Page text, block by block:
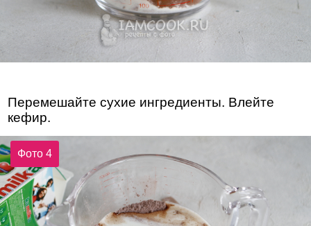
Перемешайте сухие ингредиенты. Влейте
кефир.
Фото 4